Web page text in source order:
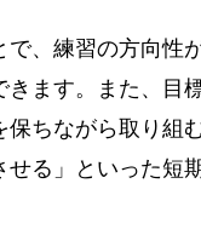
、練習の方向性
ます。また、目
保ちながら取り組
る」といった短